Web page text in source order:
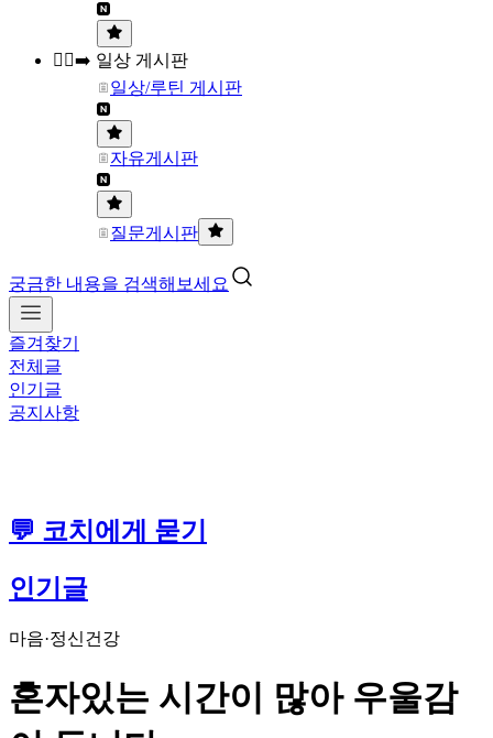
🏃‍♀️‍➡️ 일상 게시판
일상/루틴 게시판
자유게시판
질문게시판
궁금한 내용을 검색해보세요
즐겨찾기
전체글
인기글
공지사항
💬 코치에게 묻기
인기글
마음·정신건강
혼자있는 시간이 많아 우울감